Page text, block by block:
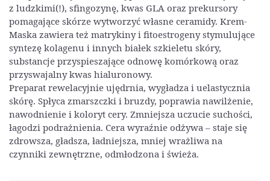
z ludzkimi(!), sfingozynę, kwas GLA oraz prekursory
pomagające skórze wytworzyć własne ceramidy. Krem-
Maska zawiera też matrykiny i fitoestrogeny stymulujące
syntezę kolagenu i innych białek szkieletu skóry,
substancje przyspieszające odnowę komórkową oraz
przyswajalny kwas hialuronowy.
Preparat rewelacyjnie ujędrnia, wygładza i uelastycznia
skórę. Spłyca zmarszczki i bruzdy, poprawia nawilżenie,
nawodnienie i koloryt cery. Zmniejsza uczucie suchości,
łagodzi podrażnienia. Cera wyraźnie odżywa – staje się
zdrowsza, gładsza, ładniejsza, mniej wrażliwa na
czynniki zewnętrzne, odmłodzona i świeża.